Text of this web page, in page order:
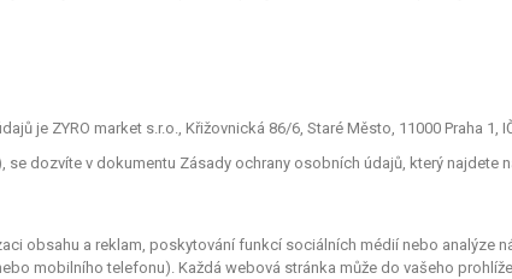
ZYRO market s.r.o., Křižovnická 86/6, Staré Město, 11000 Praha 1,
dozvíte v dokumentu Zásady ochrany osobních údajů, který najdete
obsahu a reklam, poskytování funkcí sociálních médií nebo analýze
mobilního telefonu). Každá webová stránka může do vašeho